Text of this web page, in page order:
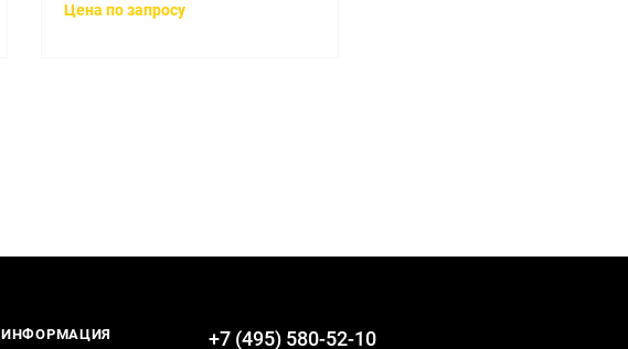
Цена по запросу
ИНФОРМАЦИЯ +7 (495) 580-52-10